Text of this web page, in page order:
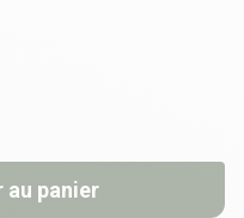
au panier